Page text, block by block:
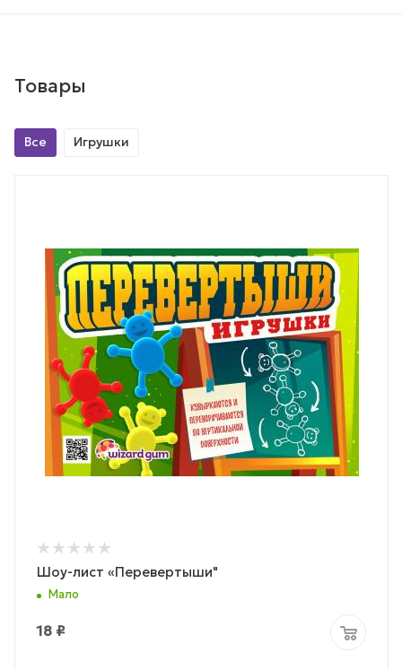
Товары
Все Игрушки
Шоу-лист «Перевертыши"
Мало
18 ₽